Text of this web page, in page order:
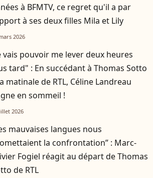
à BFMTV, ce regret qu'il a par
à ses deux filles Mila et Lily
2026
vais pouvoir me lever deux heures
tard" : En succédant à Thomas Sotto
matinale de RTL, Céline Landreau
en sommeil !
2026
mauvaises langues nous
la confrontation” : Marc-
Fogiel réagit au départ de Thomas
de RTL